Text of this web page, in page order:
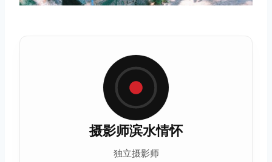
摄影师滨水情怀
独立摄影师